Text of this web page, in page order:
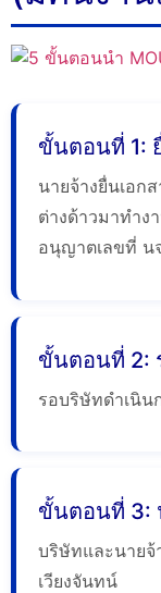
ขั้นตอนที่ 1:
นายจ้างยื่นเอก
ต่างด้าวมาทำง
อนุญาตเลขที่ น
ขั้นตอนที่ 2:
รอบริษัทดำเนิ
ขั้นตอนที่ 3:
บริษัทและนายจ้
เวียงจันทน์